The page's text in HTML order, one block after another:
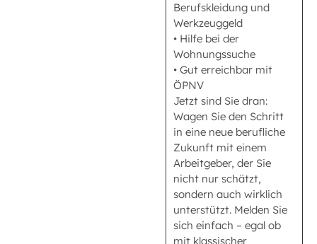
Berufskleidung und
Werkzeuggeld
• Hilfe bei der
Wohnungssuche
• Gut erreichbar mit
ÖPNV
Jetzt sind Sie dran:
Wagen Sie den Schritt
in eine neue berufliche
Zukunft mit einem
Arbeitgeber, der Sie
nicht nur schätzt,
sondern auch wirklich
unterstützt. Melden Sie
sich einfach – egal ob
mit klassischer